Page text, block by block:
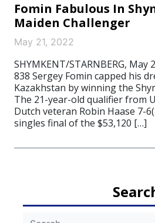
Fomin Fabulous In
Maiden Challenger
May 21, 2022
SHYMKENT/STARNBERG, May
838 Sergey Fomin capped his
Kazakhstan by winning the
The 21-year-old qualifier from
Dutch veteran Robin Haase 7-
singles final of the $53,120 […]